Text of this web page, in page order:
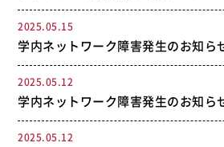
2025.05.15
学内ネットワーク障害発生のお知ら
2025.05.12
学内ネットワーク障害発生のお知ら
2025.05.12